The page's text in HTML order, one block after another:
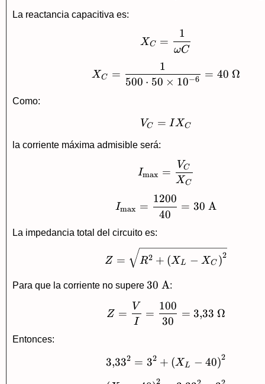
La reactancia capacitiva es:
XC =
ωC
1
XC =
500 ⋅ 50 × 10−6
1
= 40 Ω
Como:
V_C=IX_C
VC = IXC
la corriente máxima admisible será:
Imax =
XC
VC
Imax =
40
1200
= 30 A
La impedancia total del circuito es:
Z = R2 + (XL − XC )2
Para que la corriente no supere 30\
\text{A}
30 A:
Z =
I
V
=
30
100
= 3,33 Ω
Entonces:
3,332 = 32 + (X L − 40)2
2